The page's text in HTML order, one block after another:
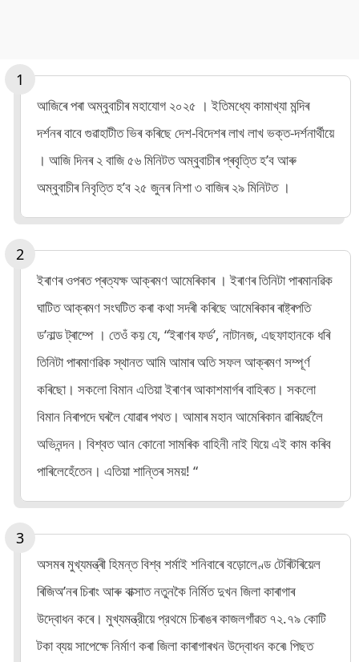
আজিৰে পৰা অম্বুবাচীৰ মহাযোগ ২০২৫ । ইতিমধ্যে কামাখ্যা মন্দিৰ
দৰ্শনৰ বাবে গুৱাহাটীত ভিৰ কৰিছে দেশ-বিদেশৰ লাখ লাখ ভক্ত-দৰ্শনাৰ্থীয়ে
। আজি দিনৰ ২ বাজি ৫৬ মিনিটত অম্বুবাচীৰ প্ৰবৃত্তি হ’ব আৰু
অম্বুবাচীৰ নিবৃত্তি হ’ব ২৫ জুনৰ নিশা ৩ বাজিৰ ২৯ মিনিটত ।
ইৰাণৰ ওপৰত প্ৰত্যক্ষ আক্ৰমণ আমেৰিকাৰ । ইৰাণৰ তিনিটা পাৰমানৱিক
ঘাটিত আক্ৰমণ সংঘটিত কৰা কথা সদৰী কৰিছে আমেৰিকাৰ ৰাষ্ট্ৰপতি
ড’নাল্ড ট্ৰাম্পে । তেওঁ কয় যে, “ইৰাণৰ ফৰ্ড’, নাটানজ, এছফাহানকে ধৰি
তিনিটা পাৰমাণৱিক স্থানত আমি আমাৰ অতি সফল আক্ৰমণ সম্পূৰ্ণ
কৰিছো। সকলো বিমান এতিয়া ইৰাণৰ আকাশমাৰ্গৰ বাহিৰত। সকলো
বিমান নিৰাপদে ঘৰলৈ যোৱাৰ পথত। আমাৰ মহান আমেৰিকান ৱাৰিয়ৰ্ছলৈ
অভিনন্দন। বিশ্বত আন কোনো সামৰিক বাহিনী নাই যিয়ে এই কাম কৰিব
পাৰিলেহেঁতেন। এতিয়া শান্তিৰ সময়! “
অসমৰ মুখ্যমন্ত্ৰী হিমন্ত বিশ্ব শৰ্মাই শনিবাৰে বড়োলেণ্ড টেৰিটৰিয়েল
ৰিজিঅ’নৰ চিৰাং আৰু বাক্সাত নতুনকৈ নিৰ্মিত দুখন জিলা কাৰাগাৰ
উদ্বোধন কৰে। মুখ্যমন্ত্রীয়ে প্রথমে চিৰাঙৰ কাজলগাঁৱত ৭২.৭৯ কোটি
টকা ব্যয় সাপেক্ষে নির্মাণ কৰা জিলা কাৰাগাৰখন উদ্বোধন কৰে৷ পিছত